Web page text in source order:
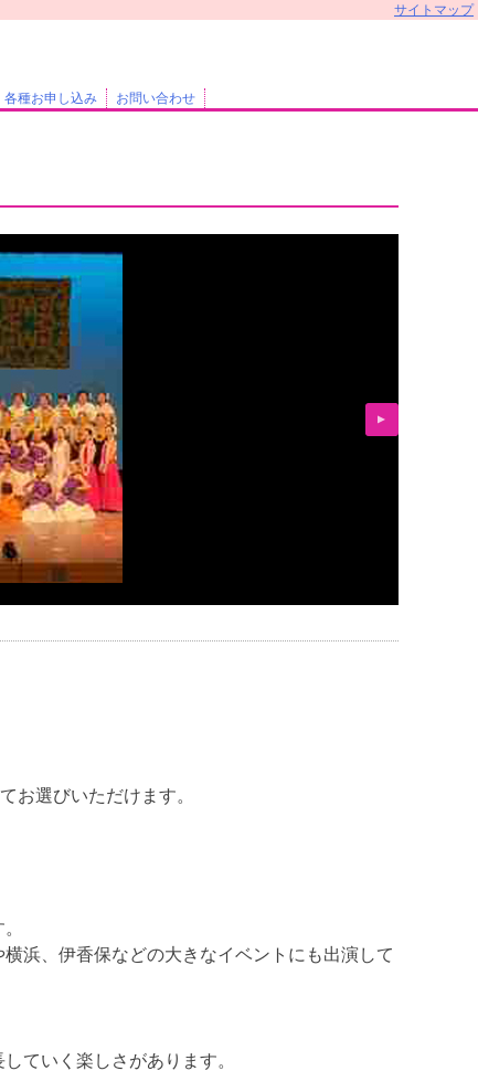
サイトマップ
各種お申し込み お問い合わせ
お選びいただけます。
浜、伊香保などの大きなイベントにも出演して
ていく楽しさがあります。